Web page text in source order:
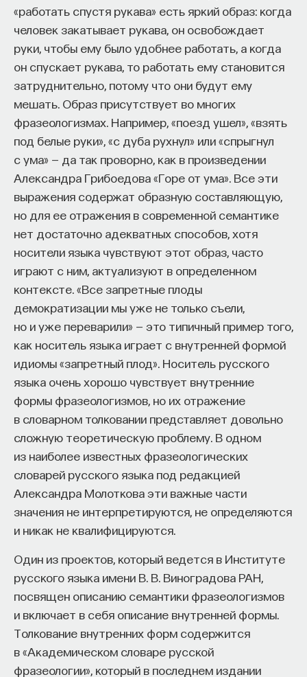
«работать спустя рукава» есть яркий образ: когда
человек закатывает рукава, он освобождает
руки, чтобы ему было удобнее работать, а когда
он спускает рукава, то работать ему становится
затруднительно, потому что они будут ему
мешать. Образ присутствует во многих
фразеологизмах. Например, «поезд ушел», «взять
под белые руки», «с дуба рухнул» или «спрыгнул
с ума» — да так проворно, как в произведении
Александра Грибоедова «Горе от ума». Все эти
выражения содержат образную составляющую,
но для ее отражения в современной семантике
нет достаточно адекватных способов, хотя
носители языка чувствуют этот образ, часто
играют с ним, актуализуют в определенном
контексте. «Все запретные плоды
демократизации мы уже не только съели,
но и уже переварили» — это типичный пример того,
как носитель языка играет с внутренней формой
идиомы «запретный плод». Носитель русского
языка очень хорошо чувствует внутренние
формы фразеологизмов, но их отражение
в словарном толковании представляет довольно
сложную теоретическую проблему. В одном
из наиболее известных фразеологических
словарей русского языка под редакцией
Александра Молоткова эти важные части
значения не интерпретируются, не определяются
и никак не квалифицируются.
Один из проектов, который ведется в Институте
русского языка имени В. В. Виноградова РАН,
посвящен описанию семантики фразеологизмов
и включает в себя описание внутренней формы.
Толкование внутренних форм содержится
в «Академическом словаре русской
фразеологии», который в последнем издании